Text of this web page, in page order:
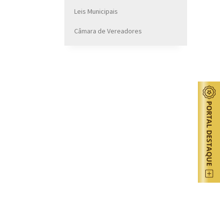
Leis Municipais
Câmara de Vereadores